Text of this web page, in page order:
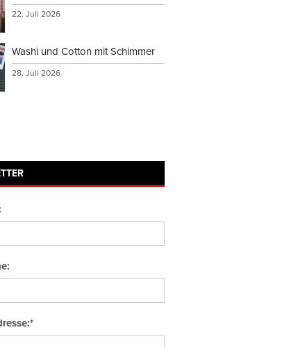
22. Juli 2026
Washi und Cotton mit Schimmer
28. Juli 2026